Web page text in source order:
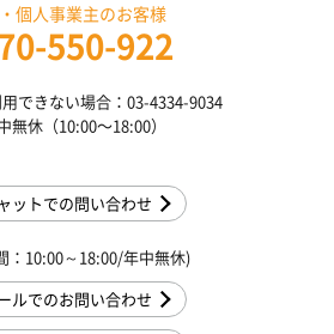
個人事業主のお客様
550-922
用できない場合：03-4334-9034
無休（10:00〜18:00）
ットでの問い合わせ
：10:00～18:00/年中無休)
ルでのお問い合わせ